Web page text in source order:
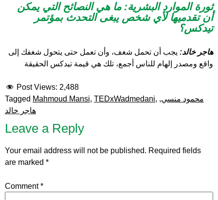
ثورة الموارد البشرية: ما هي النصائح التي يمكن
أن تقدميها لأي شخص يبغى التحدث بمؤتمر
تيدكس؟
هاجر خالد: يجب أن تحمل شغف، وأن تعمل حتى يتحول شغفك إلى
واقع ومصدر إلهام للناس أجمع، تلك هي قيمة تيدكس الحقيقة
Post Views: 2,488
Tagged Mahmoud Mansi, TEDxWadmedani, محمود منسي,
هاجر خالد
Leave a Reply
Your email address will not be published. Required fields
are marked *
Comment*